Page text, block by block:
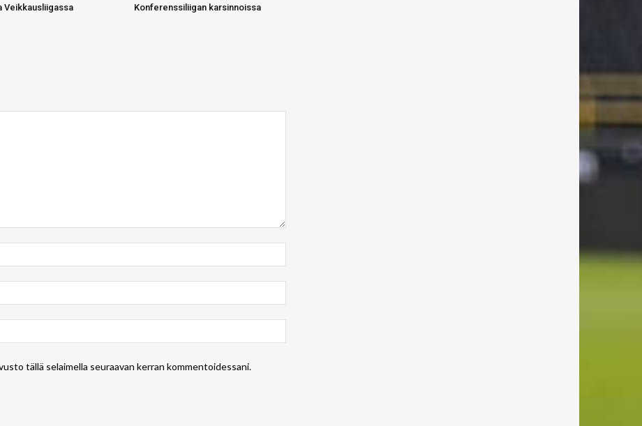
Veikkausliigassa
Konferenssiliigan karsinnoissa
tällä selaimella seuraavan kerran kommentoidessani.